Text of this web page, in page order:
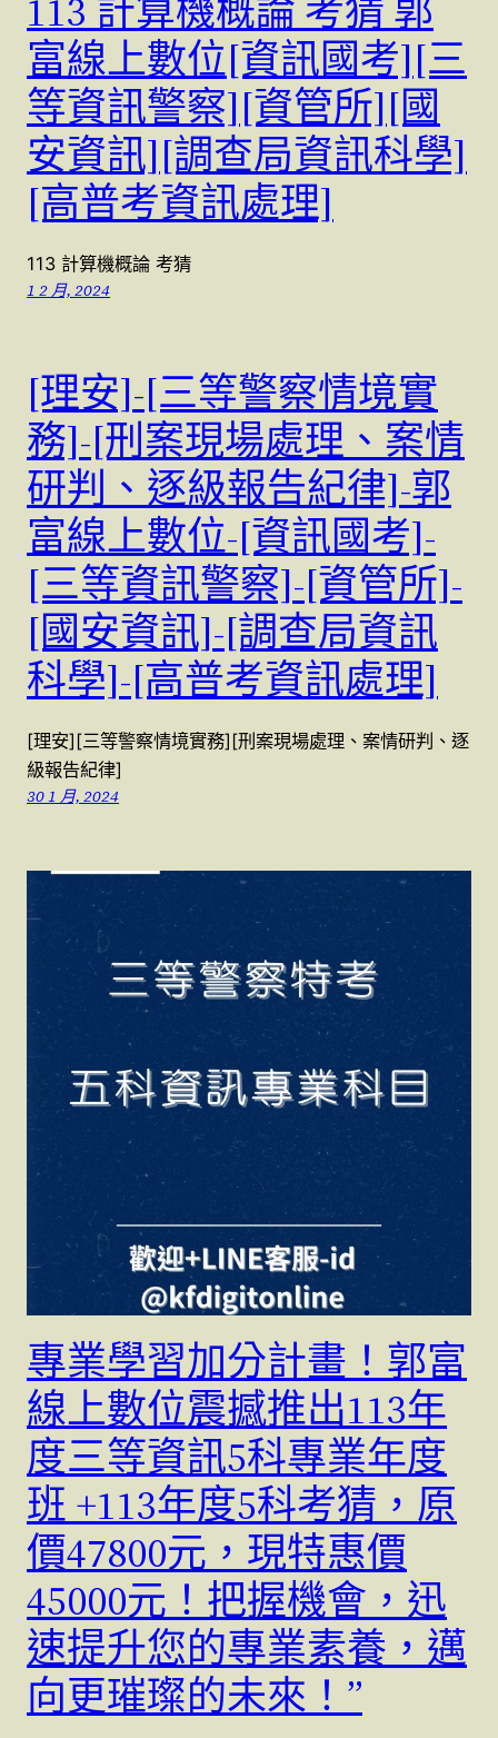
113 計算機概論 考猜 郭
富線上數位[資訊國考][三
等資訊警察][資管所][國
安資訊][調查局資訊科學]
[高普考資訊處理]
113 計算機概論 考猜
1 2 月, 2024
[理安]-[三等警察情境實
務]-[刑案現場處理、案情
研判、逐級報告紀律]-郭
富線上數位-[資訊國考]-
[三等資訊警察]-[資管所]-
[國安資訊]-[調查局資訊
科學]-[高普考資訊處理]
[理安][三等警察情境實務][刑案現場處理、案情研判、逐
級報告紀律]
30 1 月, 2024
專業學習加分計畫！郭富
線上數位震撼推出113年
度三等資訊5科專業年度
班 +113年度5科考猜，原
價47800元，現特惠價
45000元！把握機會，迅
速提升您的專業素養，邁
向更璀璨的未來！”